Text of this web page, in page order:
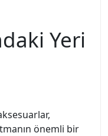
Yeri
önemli bir